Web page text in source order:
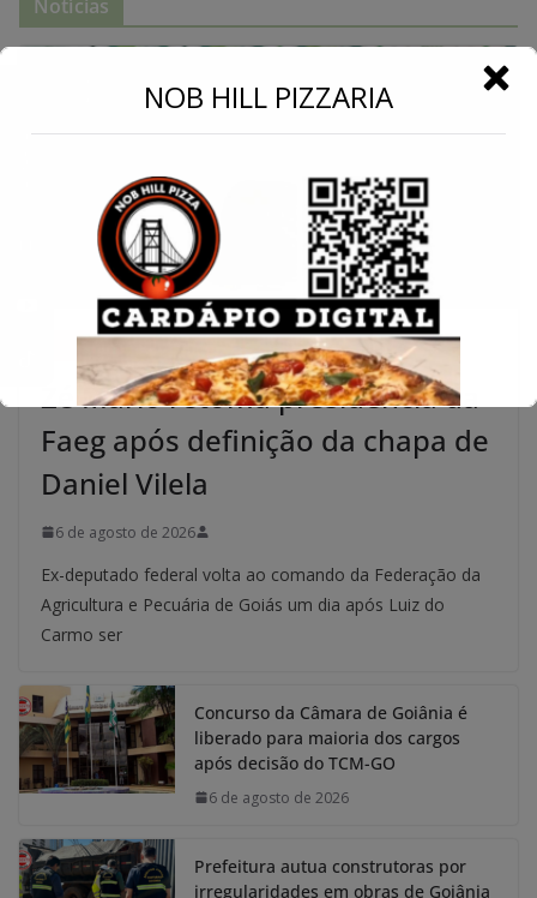
Notícias
ÚLTIMAS
Zé Mário retoma presidência da
Faeg após definição da chapa de
Daniel Vilela
6 de agosto de 2026
Ex-deputado federal volta ao comando da Federação da
Agricultura e Pecuária de Goiás um dia após Luiz do
Carmo ser
Concurso da Câmara de Goiânia é
liberado para maioria dos cargos
após decisão do TCM-GO
6 de agosto de 2026
Prefeitura autua construtoras por
irregularidades em obras de Goiânia
NOB HILL PIZZARIA